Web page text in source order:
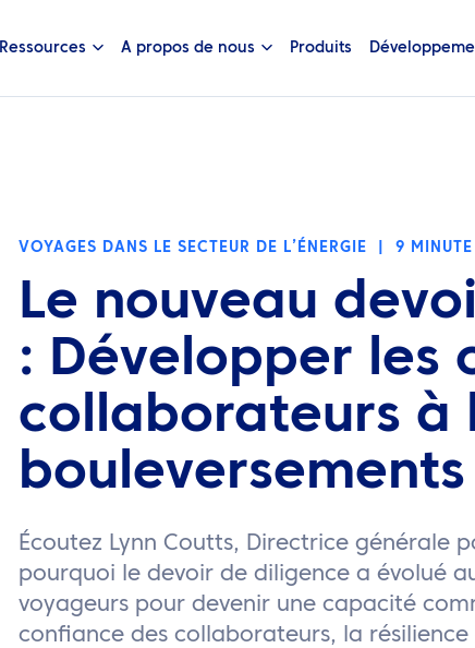
Ressources A propos de nous Produits
VOYAGES DANS LE SECTEUR DE L’ÉNERGIE 9
Le nouveau
: Développer les
collaborateurs à
Écoutez Lynn Coutts, Directrice générale
pourquoi le devoir de diligence a évolué
voyageurs pour devenir une capacité
confiance des collaborateurs, la